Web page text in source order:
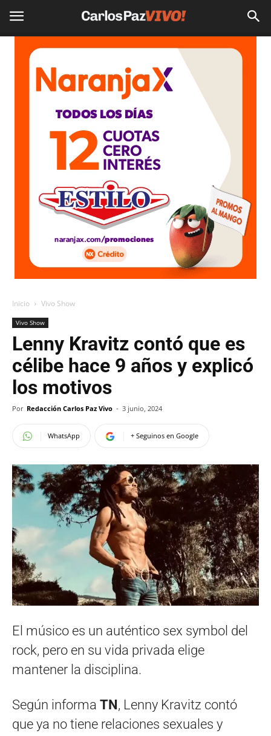
Inicio Vivo Show
Vivo Show
Lenny Kravitz contó que es
célibe hace 9 años y explicó
los motivos
Por Redacción Carlos Paz Vivo - 3 junio, 2024
WhatsApp + Seguinos en Google
El músico es un auténtico sex symbol del
rock, pero en su vida privada elige
mantener la disciplina.
Según informa TN, Lenny Kravitz contó
que ya no tiene relaciones sexuales y